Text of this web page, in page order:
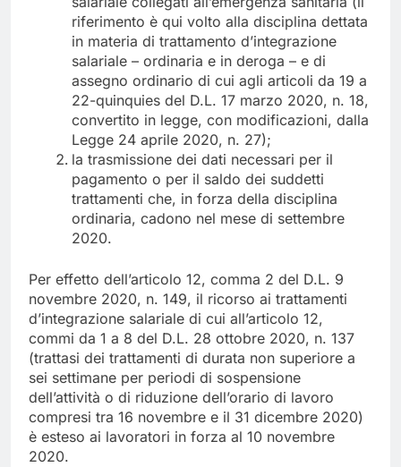
riferimento è qui volto alla disciplina dettata
in materia di trattamento d’integrazione
salariale – ordinaria e in deroga – e di
assegno ordinario di cui agli articoli da 19 a
22-quinquies del D.L. 17 marzo 2020, n. 18,
convertito in legge, con modificazioni, dalla
Legge 24 aprile 2020, n. 27);
la trasmissione dei dati necessari per il
pagamento o per il saldo dei suddetti
trattamenti che, in forza della disciplina
ordinaria, cadono nel mese di settembre
2020.
Per effetto dell’articolo 12, comma 2 del D.L. 9
novembre 2020, n. 149, il ricorso ai trattamenti
d’integrazione salariale di cui all’articolo 12,
commi da 1 a 8 del D.L. 28 ottobre 2020, n. 137
(trattasi dei trattamenti di durata non superiore a
sei settimane per periodi di sospensione
dell’attività o di riduzione dell’orario di lavoro
compresi tra 16 novembre e il 31 dicembre 2020)
è esteso ai lavoratori in forza al 10 novembre
2020.